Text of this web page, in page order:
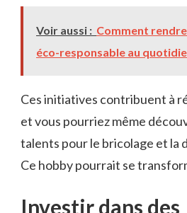
Voir aussi : Comment
éco-responsable au
Ces initiatives contribuent à
et vous pourriez même
talents pour le bricolage et la
Ce hobby pourrait se
Investir dans des